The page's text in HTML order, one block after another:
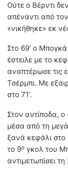
Ούτε ο Βέρντι
απέναντι από
«νικήθηκε» εκ
Στο 69’ ο
έστειλε με το
αναπτέρωσε τις
Τσέρμπι. Με
στο 71’.
Στον αντίποδα,
μέσα από τη
ξανά κεφάλι στο
το 9ο γκολ του
αντιμετωπίσει